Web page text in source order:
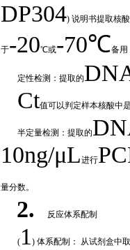
DP304) 说明书提取核
于-20℃或-70℃备用
定性检测：提取的
Ct值可以判定样本核酸中
半定量检测：提取的
10ng/μL进行
量分数。
2. 反应体系配制
(1 ) 体系配制： 从试剂盒中